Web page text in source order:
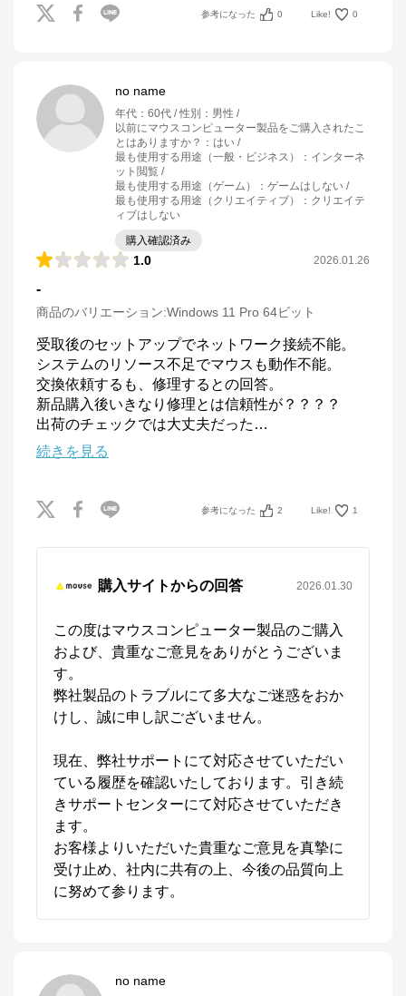
参考になった 0 Like! 0
no name
年代 ： 60代 性別 ： 男性
以前にマウスコンピューター製品をご購入されたこ
とはありますか？ ： はい
最も使用する用途（一般・ビジネス）
： インターネ
ット閲覧
最も使用する用途（ゲーム）
： ゲームはしない
最も使用する用途（クリエイティブ）
： クリエイテ
ィブはしない
購入確認済み
1.0 2026.01.26
-
商品のバリエーション:Windows 11 Pro 64ビット
受取後のセットアップでネットワーク接続不能。
システムのリソース不足でマウスも動作不能。
交換依頼するも、修理するとの回答。
新品購入後いきなり修理とは信頼性が？？？？
出荷のチェックでは大丈夫だった …
続きを見る
参考になった 2 Like! 1
購入サイトからの回答 2026.01.30
この度はマウスコンピューター製品のご購入
および、貴重なご意見をありがとうございま
す。
弊社製品のトラブルにて多大なご迷惑をおか
けし、誠に申し訳ございません。
現在、弊社サポートにて対応させていただい
ている履歴を確認いたしております。引き続
きサポートセンターにて対応させていただき
ます。
お客様よりいただいた貴重なご意見を真摯に
受け止め、社内に共有の上、今後の品質向上
に努めて参ります。
no name